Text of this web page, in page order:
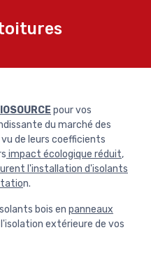
pour vos
du marché des
de leurs coefficients
impact écologique réduit,
l'installation d'isolants
n.
bois en panneaux
extérieure de vos